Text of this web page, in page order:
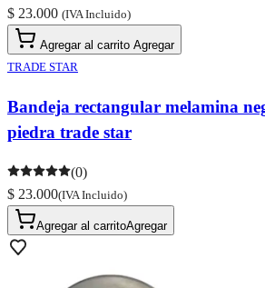
$ 23.000 (IVA Incluido)
Agregar al carrito Agregar
TRADE STAR
Bandeja rectangular melamina
piedra trade star
(0)
$ 23.000(IVA Incluido)
Agregar al carritoAgregar